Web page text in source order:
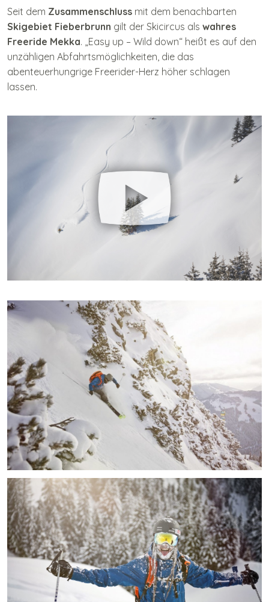
Seit dem Zusammenschluss mit dem benachbarten
Skigebiet Fieberbrunn gilt der Skicircus als wahres
Freeride Mekka. „Easy up – Wild down“ heißt es auf den
unzähligen Abfahrtsmöglichkeiten, die das
abenteuerhungrige Freerider-Herz höher schlagen
lassen.